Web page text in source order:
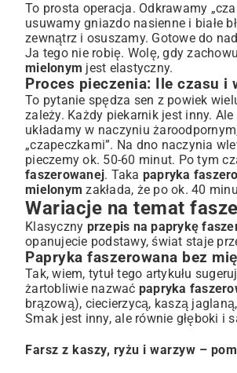
To prosta operacja. Odkrawamy
usuwamy gniazdo nasienne i białe
zewnątrz i osuszamy. Gotowe do
Ja tego nie robię. Wolę, gdy
mielonym jest elastyczny.
Proces pieczenia: Ile czasu i
To pytanie spędza sen z powiek
zależy. Każdy piekarnik jest inny.
układamy w naczyniu
„czapeczkami”. Na dno naczynia
pieczemy ok. 50-60 minut. Po tym
faszerowanej. Taka papryka
mielonym zakłada, że po ok. 40
Wariacje na temat
Klasyczny przepis na paprykę
opanujecie podstawy, świat staje
Papryka faszerowana bez
Tak, wiem, tytuł tego artykułu
żartobliwie nazwać papryka
brązową), ciecierzycą, kaszą
Smak jest inny, ale równie głęboki i
Farsz z kaszy, ryżu i warzyw –